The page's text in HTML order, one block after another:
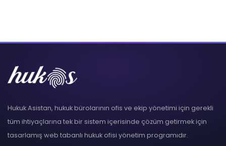
Hukuk Asistan, hukuk bürolarının ofis ve ekip yönetimi için gerekli
tüm ihtiyaçlarına tek bir sistem içerisinde çözüm getirmek için
tasarlamış web tabanlı hukuk ofisi yönetim programıdır.